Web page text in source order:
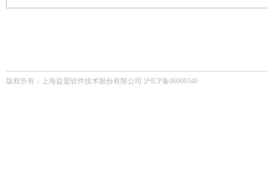
版权所有：上海益盟软件技术股份有限公司 沪ICP备06000340